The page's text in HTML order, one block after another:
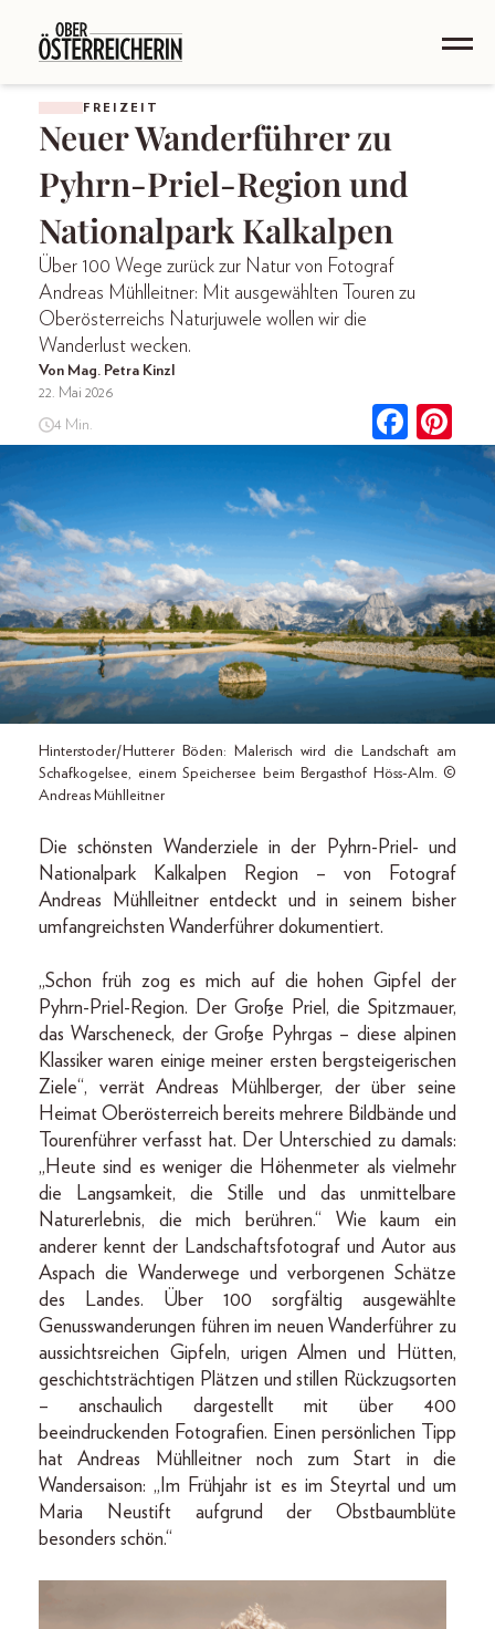
FREIZEIT
Neuer Wanderführer zu
Pyhrn-Priel-Region und
Nationalpark Kalkalpen
Über 100 Wege zurück zur Natur von Fotograf
Andreas Mühlleitner: Mit ausgewählten Touren zu
Oberösterreichs Naturjuwele wollen wir die
Wanderlust wecken.
Von Mag. Petra Kinzl
22. Mai 2026
4 Min.
Hinterstoder/Hutterer Böden: Malerisch wird die Landschaft am
Schafkogelsee, einem Speichersee beim Bergasthof Höss-Alm. ©
Andreas Mühlleitner
Die schönsten Wanderziele in der Pyhrn-Priel- und
Nationalpark Kalkalpen Region – von Fotograf
Andreas Mühlleitner entdeckt und in seinem bisher
umfangreichsten Wanderführer dokumentiert.
„Schon früh zog es mich auf die hohen Gipfel der
Pyhrn-Priel-Region. Der Große Priel, die Spitzmauer,
das Warscheneck, der Große Pyhrgas – diese alpinen
Klassiker waren einige meiner ersten bergsteigerischen
Ziele“, verrät Andreas Mühlberger, der über seine
Heimat Oberösterreich bereits mehrere Bildbände und
Tourenführer verfasst hat. Der Unterschied zu damals:
„Heute sind es weniger die Höhenmeter als vielmehr
die Langsamkeit, die Stille und das unmittelbare
Naturerlebnis, die mich berühren.“ Wie kaum ein
anderer kennt der Landschaftsfotograf und Autor aus
Aspach die Wanderwege und verborgenen Schätze
des Landes. Über 100 sorgfältig ausgewählte
Genusswanderungen führen im neuen Wanderführer zu
aussichtsreichen Gipfeln, urigen Almen und Hütten,
geschichtsträchtigen Plätzen und stillen Rückzugsorten
– anschaulich dargestellt mit über 400
beeindruckenden Fotografien. Einen persönlichen Tipp
hat Andreas Mühlleitner noch zum Start in die
Wandersaison: „Im Frühjahr ist es im Steyrtal und um
Maria Neustift aufgrund der Obstbaumblüte
besonders schön.“